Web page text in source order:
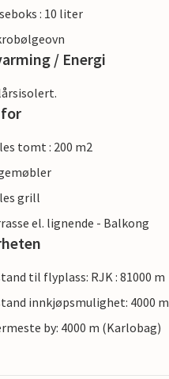
: 10 liter
/ Energi
tomt : 200 m2
grill
el. lignende - Balkong
til flyplass: RJK : 81000 m
innkjøpsmulighet: 4000 m
by: 4000 m (Karlobag)